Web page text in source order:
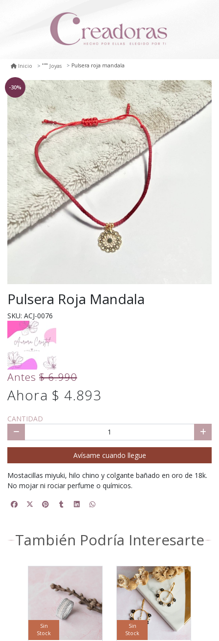
Inicio Joyas Pulsera roja mandala
-30%
Pulsera Roja Mandala
SKU: ACJ-0076
Antes$ 6.990
Ahora $ 4.893
CANTIDAD
Avísame cuando llegue
Mostacillas miyuki, hilo chino y colgante bañado en oro de 18k.
No mojar ni rociar perfume o químicos.
También Podría Interesarte
Sin
Stock
Sin
Stock